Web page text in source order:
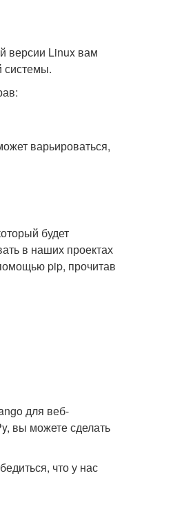
версии Linux вам
системы.
варьироваться,
будет
в наших проектах
pip, прочитав
для веб-
вы можете сделать
что у нас